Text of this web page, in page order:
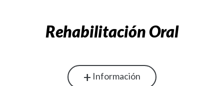
Rehabilitación Oral
+ Información